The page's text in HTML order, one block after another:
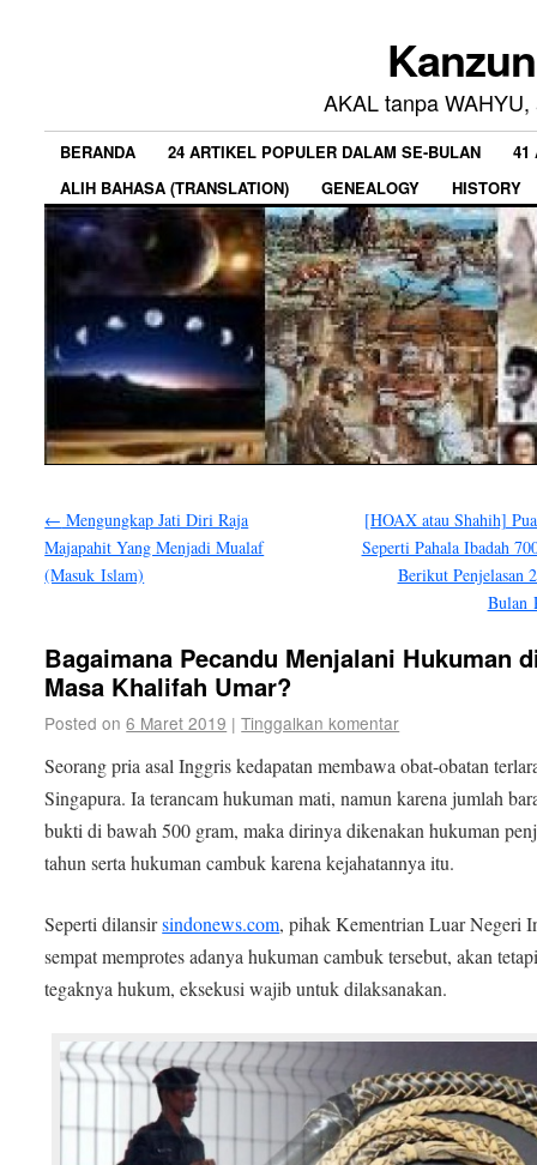
AKAL tanpa
BERANDA 24 ARTIKEL POPULER DALAM SE-BULAN
41
ALIH BAHASA (TRANSLATION)
GENEALOGY HISTORY
← Mengungkap Jati Diri Raja
Majapahit Yang Menjadi Mualaf
(Masuk Islam)
[HOAX atau Shahih]
Seperti Pahala Ibadah
Berikut Penjelasan
Bulan
Bagaimana Pecandu Menjalani Hukuman
Masa Khalifah Umar?
Posted on 6 Maret 2019 | Tinggalkan komentar
Seorang pria asal Inggris kedapatan membawa obat-obatan
Singapura. Ia terancam hukuman mati, namun karena jumlah
bukti di bawah 500 gram, maka dirinya dikenakan hukuman
tahun serta hukuman cambuk karena kejahatannya itu.
Seperti dilansirsindonews.com, pihak Kementrian Luar Negeri
sempat memprotes adanya hukuman cambuk tersebut, akan
tegaknya hukum, eksekusi wajib untuk dilaksanakan.